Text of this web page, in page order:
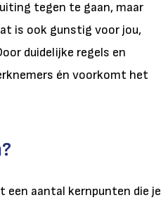
tegen te gaan, maar
is ook gunstig voor jou,
duidelijke regels en
én voorkomt het
een aantal kernpunten die je